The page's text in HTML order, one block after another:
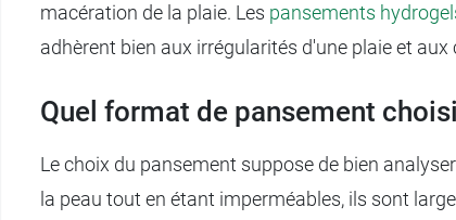
macération de la plaie. Les pansements
adhèrent bien aux irrégularités d'une plaie et aux
Quel format de pansement
Le choix du pansement suppose de bien
la peau tout en étant imperméables, ils sont